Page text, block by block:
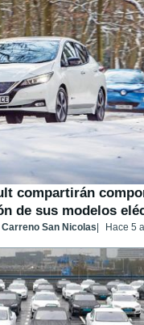
compartirán
de sus modelos
San Nicolas Hace 5